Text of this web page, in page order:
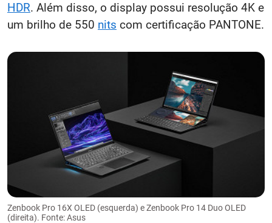
HDR. Além disso, o display possui resolução 4K e
um brilho de 550 nits com certificação PANTONE.
Zenbook Pro 16X OLED (esquerda) e Zenbook Pro 14 Duo OLED
(direita). Fonte: Asus